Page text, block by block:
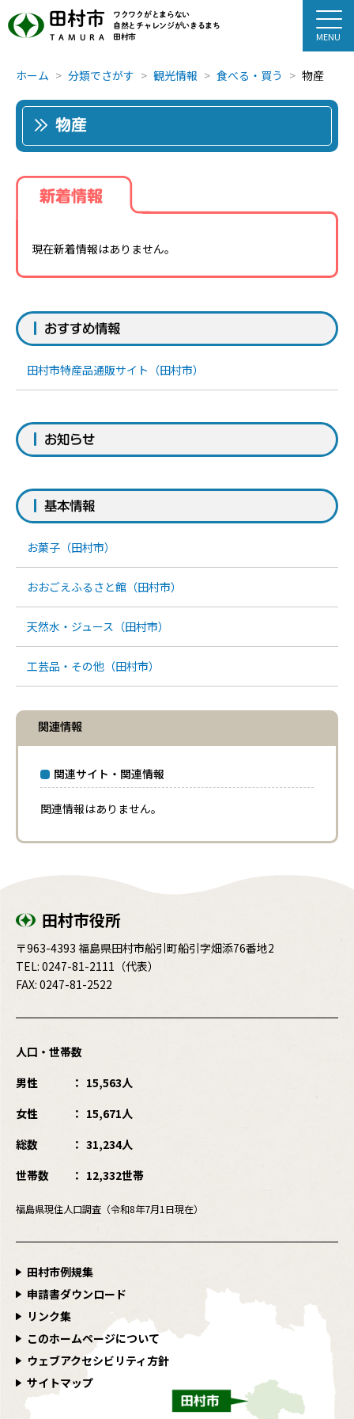
田村市
TAMURA
ワクワクがとまらない
自然とチャレンジがいきるまち
田村市
ホーム 分類でさがす 観光情報 食べる・買う 物産
物産
新着情報
現在新着情報はありません。
おすすめ情報
田村市特産品通販サイト（田村市）
お知らせ
基本情報
お菓子（田村市）
おおごえふるさと館（田村市）
天然水・ジュース（田村市）
工芸品・その他（田村市）
関連情報
関連サイト・関連情報
関連情報はありません。
田村市役所
〒963-4393 福島県田村市船引町船引字畑添76番地2
TEL: 0247-81-2111 （代表）
FAX: 0247-81-2522
人口・世帯数
男性
15,563人
女性
15,671人
総数
31,234人
世帯数
12,332世帯
福島県現住人口調査（令和8年7月1日現在）
田村市例規集
申請書ダウンロード
リンク集
このホームページについて
ウェブアクセシビリティ方針
サイトマップ